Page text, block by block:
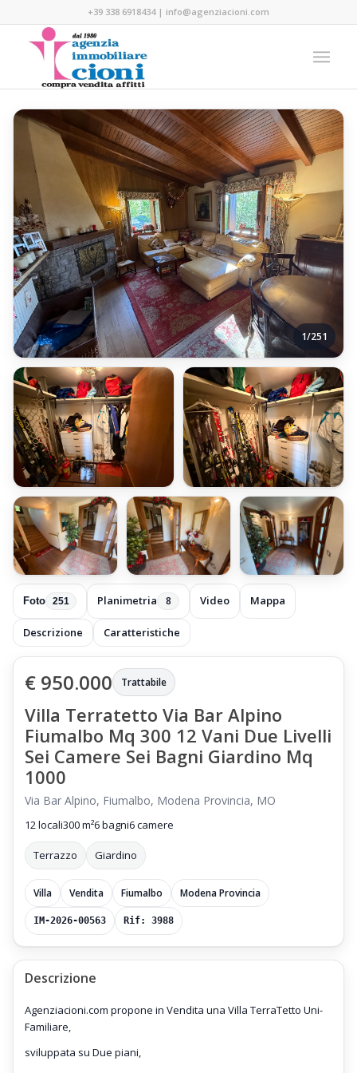
+39 338 6918434| info@agenziacioni.com
1/251
+245 foto
Foto 251 Planimetria 8 Video Mappa
Descrizione Caratteristiche
€ 950.000 Trattabile
Villa Terratetto Via Bar Alpino
Fiumalbo Mq 300 12 Vani Due Livelli
Sei Camere Sei Bagni Giardino Mq
1000
Via Bar Alpino, Fiumalbo, Modena Provincia, MO
12 locali300 m²6 bagni6 camere
Terrazzo Giardino
Villa Vendita Fiumalbo Modena Provincia
IM-2026-00563 Rif: 3988
Descrizione
Agenziacioni.com propone in Vendita una Villa TerraTetto Uni-
Familiare,
sviluppata su Due piani,